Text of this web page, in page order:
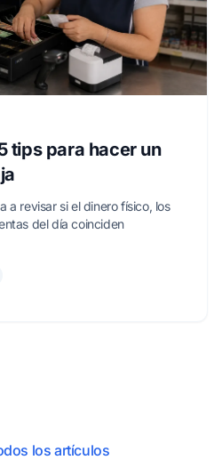
tips para hacer un
a revisar si el dinero físico, los
del día coinciden
los artículos